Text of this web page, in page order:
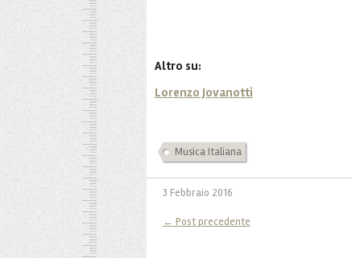
Altro su:
Lorenzo Jovanotti
Musica Italiana
3 Febbraio 2016
← Post precedente